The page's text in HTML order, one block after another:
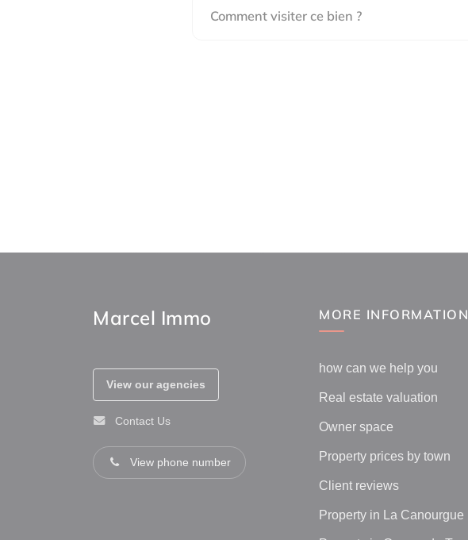
Comment visiter ce bien ?
Marcel Immo
View our agencies
Contact Us
View phone number
MORE INFORMATION
how can we help you
Real estate valuation
Owner space
Property prices by town
Client reviews
Property in La Canourgue